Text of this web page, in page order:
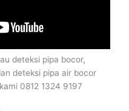
deteksi pipa bocor,
deteksi pipa air bocor
0812 1324 9197